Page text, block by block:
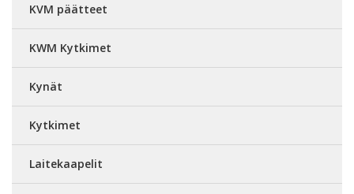
KVM päätteet
KWM Kytkimet
Kynät
Kytkimet
Laitekaapelit